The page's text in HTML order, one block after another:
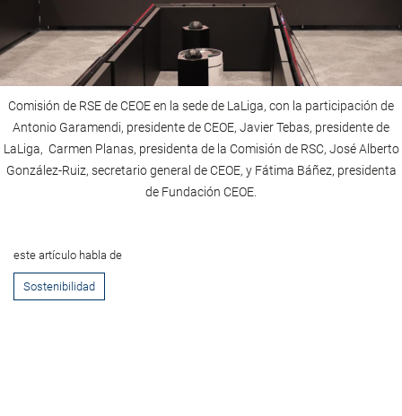
Comisión de RSE de CEOE en la sede de LaLiga, con la participación de
Antonio Garamendi, presidente de CEOE, Javier Tebas, presidente de
LaLiga, Carmen Planas, presidenta de la Comisión de RSC, José Alberto
González-Ruiz, secretario general de CEOE, y Fátima Báñez, presidenta
de Fundación CEOE.
este artículo habla de
Sostenibilidad